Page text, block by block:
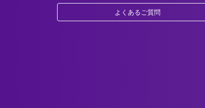
よくあるご質問